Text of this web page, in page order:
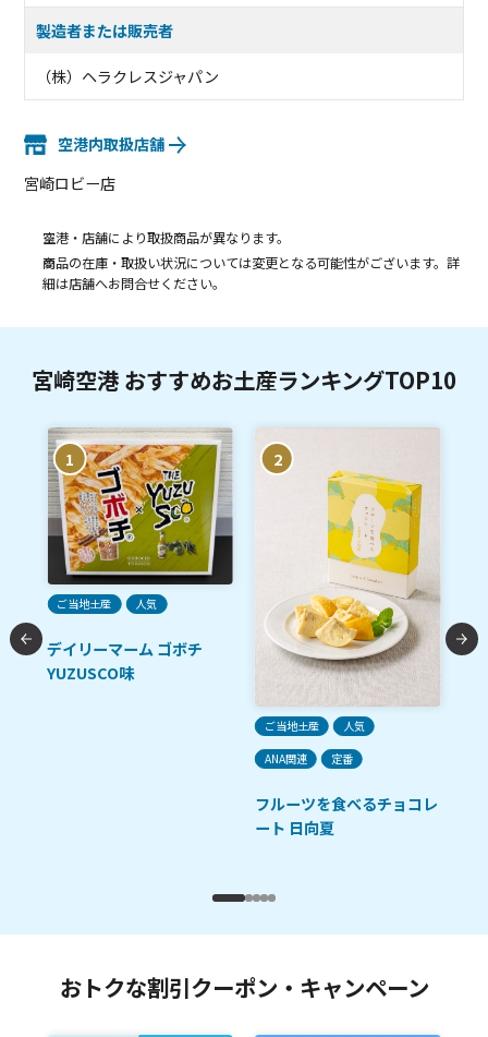
製造者または販売者
（株）ヘラクレスジャパン
空港内取扱店舗
宮崎ロビー店
空港・店舗により取扱商品が異なります。
商品の在庫・取扱い状況については変更となる可能性がございます。詳
細は店舗へお問合せください。
宮崎空港 おすすめお土産ランキングTOP10
1
ご当地土産 人気
デイリーマーム ゴボチ
YUZUSCO味
2
ご当地土産
人気
ANA関連
定番
フルーツを食べるチョコレ
ート 日向夏
おトクな割引クーポン・キャンペーン